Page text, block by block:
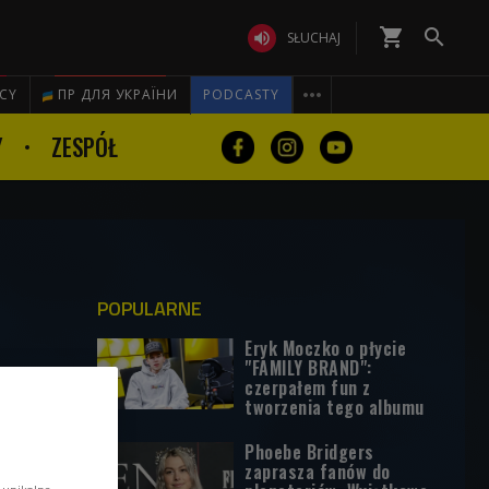
 SŁUCHAJ shopping_cart 
ПР ДЛЯ УКРАЇНИ PODCASTY 
ZESPÓŁ
POPULARNE
Eryk Moczko o płycie
"FAMILY BRAND":
czerpałem fun z
tworzenia tego albumu
Phoebe Bridgers
zaprasza fanów do